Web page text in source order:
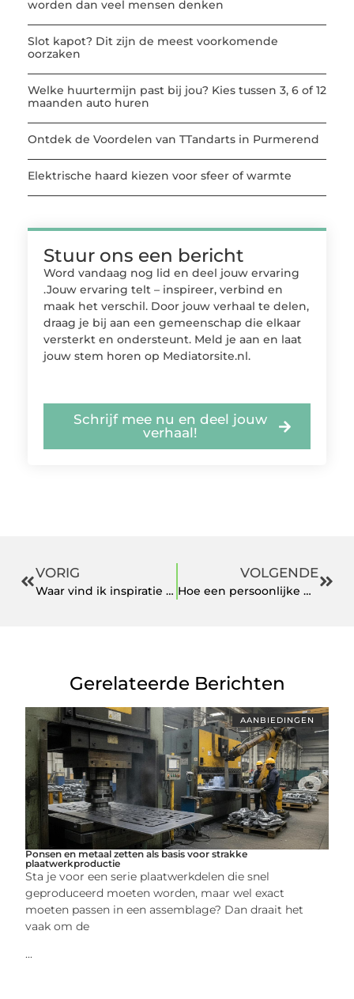
worden dan veel mensen denken
Slot kapot? Dit zijn de meest voorkomende
oorzaken
Welke huurtermijn past bij jou? Kies tussen 3, 6 of 12
maanden auto huren
Ontdek de Voordelen van TTandarts in Purmerend
Elektrische haard kiezen voor sfeer of warmte
Stuur ons een bericht
Word vandaag nog lid en deel jouw ervaring
.Jouw ervaring telt – inspireer, verbind en
maak het verschil. Door jouw verhaal te delen,
draag je bij aan een gemeenschap die elkaar
versterkt en ondersteunt. Meld je aan en laat
jouw stem horen op Mediatorsite.nl.
Schrijf mee nu en deel jouw
verhaal!
VORIG
Waar vind ik inspiratie voor creativiteit in het dagelijks leven?
VOLGENDE
Hoe een persoonlijke benadering het verschil maakt in uitvaartverzorging
Gerelateerde Berichten
AANBIEDINGEN
Ponsen en metaal zetten als basis voor strakke
plaatwerkproductie
Sta je voor een serie plaatwerkdelen die snel
geproduceerd moeten worden, maar wel exact
moeten passen in een assemblage? Dan draait het
vaak om de
...